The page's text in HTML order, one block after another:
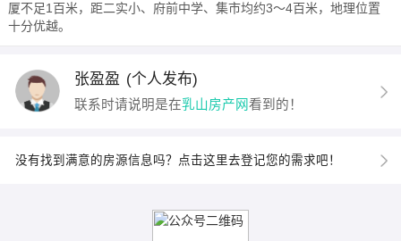
厦不足1百米，距二实小、府前中学、集市均约3～4百米，地理位置
十分优越。
张盈盈 (个人发布)
联系时请说明是在乳山房产网看到的！
没有找到满意的房源信息吗？点击这里去登记您的需求吧！